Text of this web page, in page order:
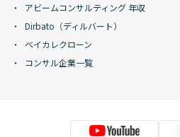
アビームコンサルティング 年収
Dirbato（ディルバート）
ベイカレクローン
コンサル企業一覧